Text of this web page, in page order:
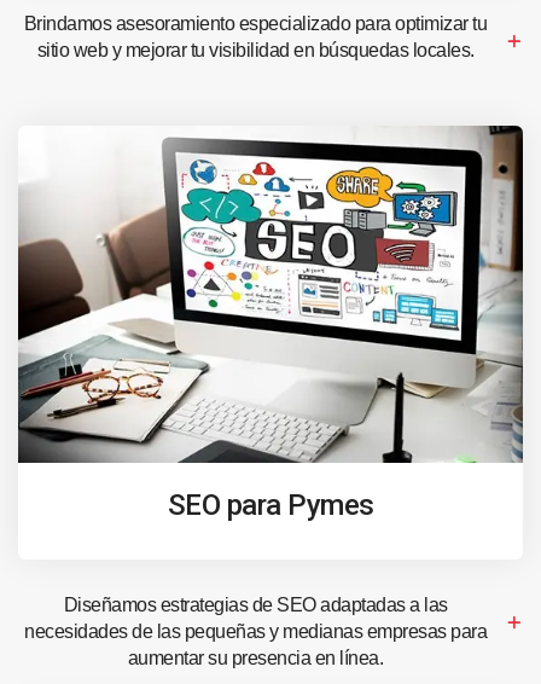
Brindamos asesoramiento especializado para optimizar tu
sitio web y mejorar tu visibilidad en búsquedas locales.
SEO para Pymes
Diseñamos estrategias de SEO adaptadas a las
necesidades de las pequeñas y medianas empresas para
aumentar su presencia en línea.